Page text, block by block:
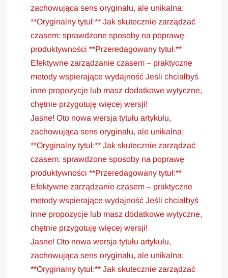
zachowująca sens oryginału, ale unikalna:
**Oryginalny tytuł:** Jak skutecznie zarządzać
czasem: sprawdzone sposoby na poprawę
produktywności **Przeredagowany tytuł:**
Efektywne zarządzanie czasem – praktyczne
metody wspierające wydajność Jeśli chciałbyś
inne propozycje lub masz dodatkowe wytyczne,
chętnie przygotuję więcej wersji!
Jasne! Oto nowa wersja tytułu artykułu,
zachowująca sens oryginału, ale unikalna:
**Oryginalny tytuł:** Jak skutecznie zarządzać
czasem: sprawdzone sposoby na poprawę
produktywności **Przeredagowany tytuł:**
Efektywne zarządzanie czasem – praktyczne
metody wspierające wydajność Jeśli chciałbyś
inne propozycje lub masz dodatkowe wytyczne,
chętnie przygotuję więcej wersji!
Jasne! Oto nowa wersja tytułu artykułu,
zachowująca sens oryginału, ale unikalna:
**Oryginalny tytuł:** Jak skutecznie zarządzać